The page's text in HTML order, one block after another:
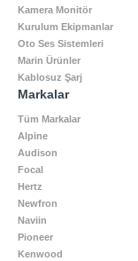
Kamera Monitör
Kurulum Ekipmanlar
Oto Ses Sistemleri
Marin Ürünler
Kablosuz Şarj
Markalar
Tüm Markalar
Alpine
Audison
Focal
Hertz
Newfron
Naviin
Pioneer
Kenwood